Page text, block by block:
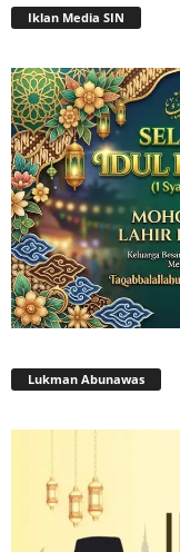
Iklan Media SIN
Lukman Abunawas